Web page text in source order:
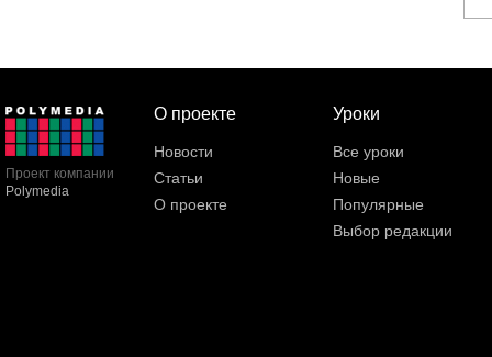
Проект компании
Polymedia
О проекте
Новости
Статьи
О проекте
Уроки
Все уроки
Новые
Популярные
Выбор редакции